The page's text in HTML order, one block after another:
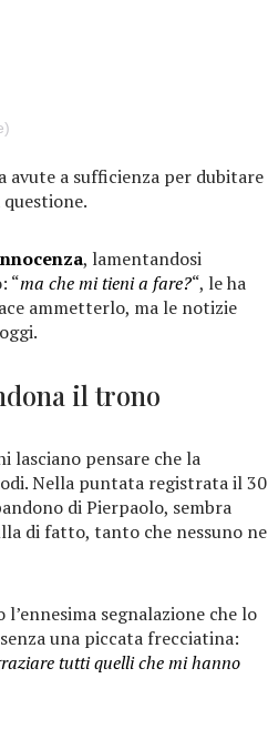
a sufficienza per dubitare
, lamentandosi
“ma che mi tieni a fare?“, le ha
ammetterlo, ma le notizie
il trono
lasciano pensare che la
Nella puntata registrata il 30
di Pierpaolo, sembra
di fatto, tanto che nessuno ne
l’ennesima segnalazione che lo
una piccata frecciatina:
tutti quelli che mi hanno